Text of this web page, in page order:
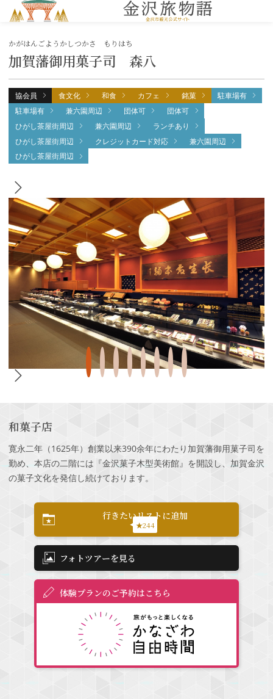
加賀藩御用菓子司 森八
かがはんごようかしつかさ もりはち
協会員 食文化 和食 カフェ 銘菓
駐車場有
駐車場有
兼六園周辺 団体可
団体可
ひがし茶屋街周辺
兼六園周辺
ランチあり
ひがし茶屋街周辺
クレジットカード対応
兼六園周辺
ひがし茶屋街周辺
和菓子店
寛永二年（1625年）創業以来390余年にわたり加賀藩御用菓子司を
勤め、本店の二階には『金沢菓子木型美術館』を開設し、加賀金沢
の菓子文化を発信し続けております。
行きたいリストに追加
★244
フォトツアーを見る
体験プランのご予約はこちら